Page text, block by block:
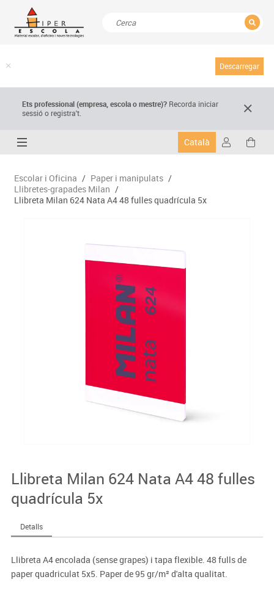
Descarregar
Ets professional (empresa,escola o mestre)? Recorda iniciar
sessió o registra't.
Català
Escolar i Oficina / Paper i manipulats /
Llibretes-grapades Milan /
Llibreta Milan 624 Nata A4 48 fulles quadrícula 5x
Llibreta Milan 624 Nata A4 48 fulles
quadrícula 5x
Detalls
Llibreta A4 encolada (sense grapes) i tapa flexible. 48 fulls de
paper quadriculat 5x5. Paper de 95 gr/m² d'alta qualitat.